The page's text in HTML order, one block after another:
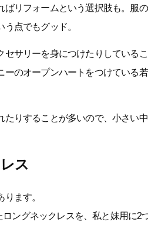
リフォームという選択肢も。服
点でもグッド。
サリーを身につけたりしている
のオープンハートをつけている
りすることが多いので、小さい
ス
ます。
ングネックレスを、私と妹用に2